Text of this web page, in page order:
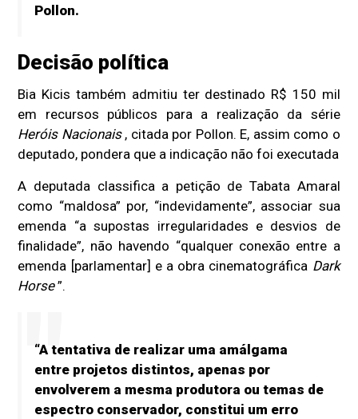
Pollon.
Decisão política
Bia Kicis também admitiu ter destinado R$ 150 mil
em recursos públicos para a realização da série
Heróis Nacionais, citada por Pollon. E, assim como o
deputado, pondera que a indicação não foi executada
A deputada classifica a petição de Tabata Amaral
como “maldosa” por, “indevidamente”, associar sua
emenda “a supostas irregularidades e desvios de
finalidade”, não havendo “qualquer conexão entre a
emenda [parlamentar] e a obra cinematográfica Dark
Horse”.
“A tentativa de realizar uma amálgama
entre projetos distintos, apenas por
envolverem a mesma produtora ou temas de
espectro conservador, constitui um erro